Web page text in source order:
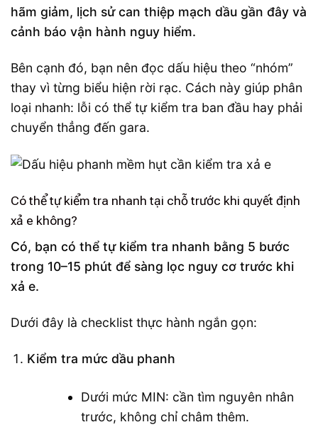
hãm giảm, lịch sử can thiệp mạch dầu gần đây và
cảnh báo vận hành nguy hiểm.
Bên cạnh đó, bạn nên đọc dấu hiệu theo “nhóm”
thay vì từng biểu hiện rời rạc. Cách này giúp phân
loại nhanh: lỗi có thể tự kiểm tra ban đầu hay phải
chuyển thẳng đến gara.
Có thể tự kiểm tra nhanh tại chỗ trước khi quyết định
xả e không?
Có, bạn có thể tự kiểm tra nhanh bằng 5 bước
trong 10–15 phút để sàng lọc nguy cơ trước khi
xả e.
Dưới đây là checklist thực hành ngắn gọn:
Kiểm tra mức dầu phanh
Dưới mức MIN: cần tìm nguyên nhân
trước, không chỉ châm thêm.